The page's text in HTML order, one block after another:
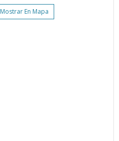
Mostrar En Mapa